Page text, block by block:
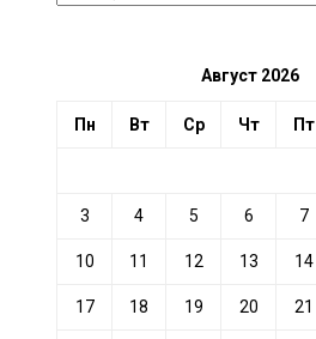
Август 2026
Пн Вт Ср Чт Пт
3 4 5 6 7
10 11 12 13 14
17 18 19 20 21